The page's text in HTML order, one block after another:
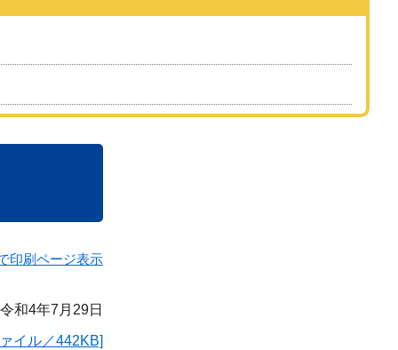
印刷ページ表示
令和4年7月29日
イル／442KB]